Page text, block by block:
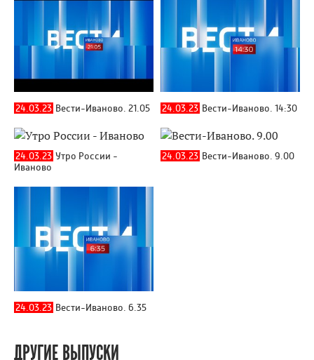
24.03.23 Вести-Иваново. 21.05 24.03.23 Вести-Иваново. 14:30
24.03.23 Утро России -
Иваново
24.03.23 Вести-Иваново. 9.00
24.03.23 Вести-Иваново. 6.35
ДРУГИЕ ВЫПУСКИ